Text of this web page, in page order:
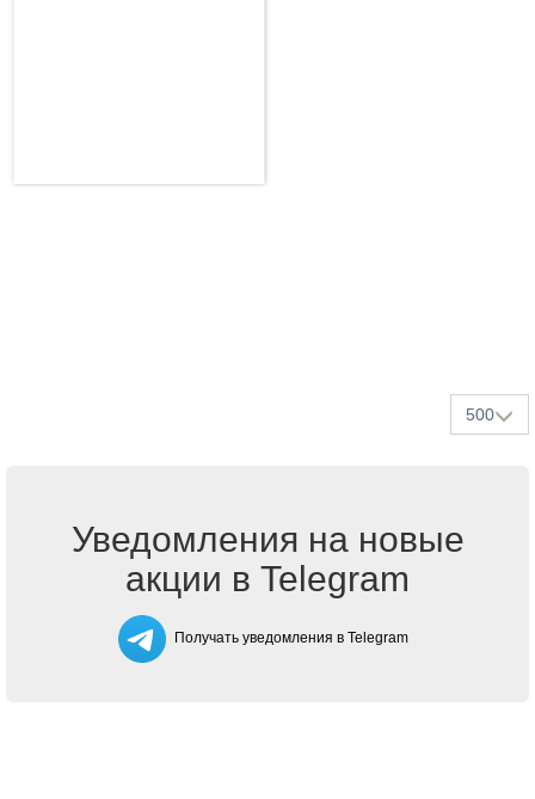
500
Уведомления на новые
акции в Telegram
Получать уведомления в Telegram